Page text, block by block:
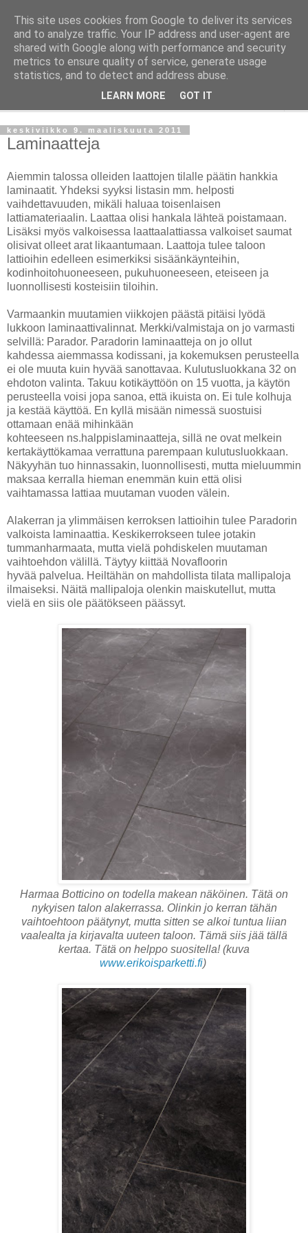
Taloja ja Toiveita
[ Sisustaa ] [ Remontoi ] [ Tuunaa ] [ Haaveilee ] [ Reissaa ]
keskiviikko 9. maaliskuuta 2011
Laminaatteja
Aiemmin talossa olleiden laattojen tilalle päätin hankkia
laminaatit. Yhdeksi syyksi listasin mm. helposti
vaihdettavuuden, mikäli haluaa toisenlaisen
lattiamateriaalin. Laattaa olisi hankala lähteä poistamaan.
Lisäksi myös valkoisessa laattaalattiassa valkoiset saumat
olisivat olleet arat likaantumaan. Laattoja tulee taloon
lattioihin edelleen esimerkiksi sisäänkäynteihin,
kodinhoitohuoneeseen, pukuhuoneeseen, eteiseen ja
luonnollisesti kosteisiin tiloihin.
Varmaankin muutamien viikkojen päästä pitäisi lyödä
lukkoon laminaattivalinnat. Merkki/valmistaja on jo varmasti
selvillä: Parador. Paradorin laminaatteja on jo ollut
kahdessa aiemmassa kodissani, ja kokemuksen perusteella
ei ole muuta kuin hyvää sanottavaa. Kulutusluokkana 32 on
ehdoton valinta. Takuu kotikäyttöön on 15 vuotta, ja käytön
perusteella voisi jopa sanoa, että ikuista on. Ei tule kolhuja
ja kestää käyttöä. En kyllä misään nimessä suostuisi
ottamaan enää mihinkään
kohteeseen ns.halppislaminaatteja, sillä ne ovat melkein
kertakäyttökamaa verrattuna parempaan kulutusluokkaan.
Näkyyhän tuo hinnassakin, luonnollisesti, mutta mieluummin
maksaa kerralla hieman enemmän kuin että olisi
vaihtamassa lattiaa muutaman vuoden välein.
Alakerran ja ylimmäisen kerroksen lattioihin tulee Paradorin
valkoista laminaattia. Keskikerrokseen tulee jotakin
tummanharmaata, mutta vielä pohdiskelen muutaman
vaihtoehdon välillä. Täytyy kiittää Novafloorin
hyvää palvelua. Heiltähän on mahdollista tilata mallipaloja
ilmaiseksi. Näitä mallipaloja olenkin maiskutellut, mutta
vielä en siis ole päätökseen päässyt.
Harmaa Botticino on todella makean näköinen. Tätä on
nykyisen talon alakerrassa. Olinkin jo kerran tähän
vaihtoehtoon päätynyt, mutta sitten se alkoi tuntua liian
vaalealta ja kirjavalta uuteen taloon. Tämä siis jää tällä
kertaa. Tätä on helppo suositella! (kuva
www.erikoisparketti.fi)
This site uses cookies from Google to deliver its services
and to analyze traffic. Your IP address and user-agent are
shared with Google along with performance and security
metrics to ensure quality of service, generate usage
statistics, and to detect and address abuse.
LEARN MORE GOT IT